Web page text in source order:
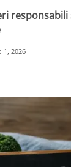
1, 2026